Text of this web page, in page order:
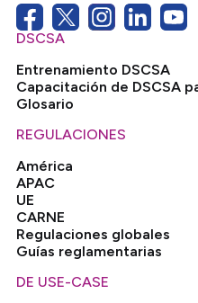
DSCSA
Entrenamiento DSCSA
Capacitación de DSCSA
Glosario
REGULACIONES
América
APAC
UE
CARNE
Regulaciones globales
Guías reglamentarias
DE USE-CASE